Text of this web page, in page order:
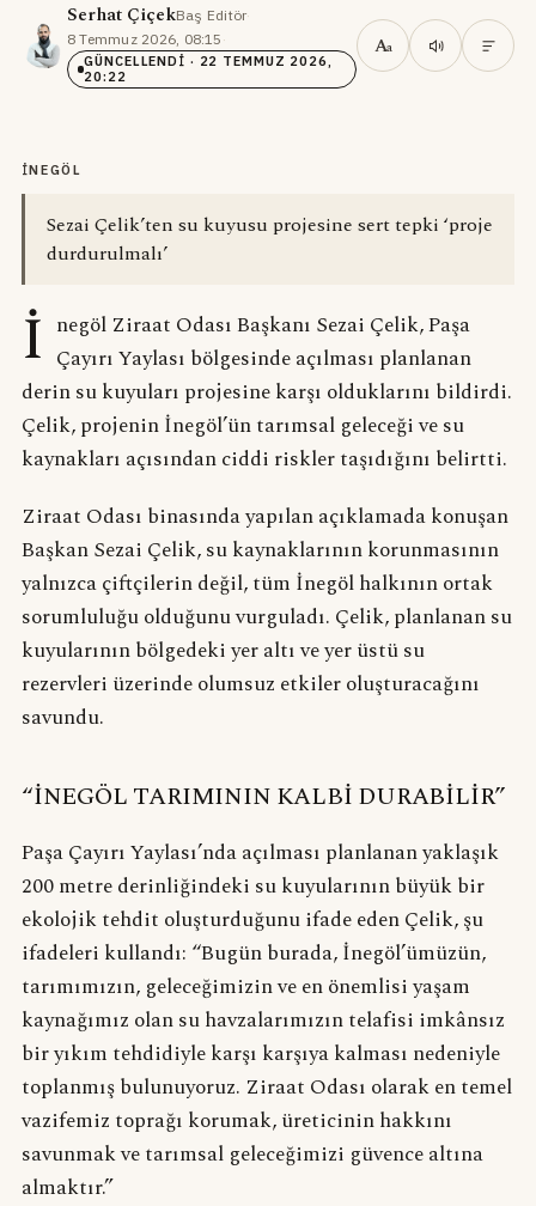
Serhat ÇiçekBaş Editör·
8 Temmuz 2026, 08:15 ·
GÜNCELLENDI · 22 TEMMUZ 2026,
20:22
Aa
İNEGÖL
Sezai Çelik’ten su kuyusu projesine sert tepki ‘proje
durdurulmalı’
İ negöl Ziraat Odası Başkanı Sezai Çelik, Paşa
Çayırı Yaylası bölgesinde açılması planlanan
derin su kuyuları projesine karşı olduklarını bildirdi.
Çelik, projenin İnegöl’ün tarımsal geleceği ve su
kaynakları açısından ciddi riskler taşıdığını belirtti.
Ziraat Odası binasında yapılan açıklamada konuşan
Başkan Sezai Çelik, su kaynaklarının korunmasının
yalnızca çiftçilerin değil, tüm İnegöl halkının ortak
sorumluluğu olduğunu vurguladı. Çelik, planlanan su
kuyularının bölgedeki yer altı ve yer üstü su
rezervleri üzerinde olumsuz etkiler oluşturacağını
savundu.
“İNEGÖL TARIMININ KALBİ DURABİLİR”
Paşa Çayırı Yaylası’nda açılması planlanan yaklaşık
200 metre derinliğindeki su kuyularının büyük bir
ekolojik tehdit oluşturduğunu ifade eden Çelik, şu
ifadeleri kullandı: “Bugün burada, İnegöl’ümüzün,
tarımımızın, geleceğimizin ve en önemlisi yaşam
kaynağımız olan su havzalarımızın telafisi imkânsız
bir yıkım tehdidiyle karşı karşıya kalması nedeniyle
toplanmış bulunuyoruz. Ziraat Odası olarak en temel
vazifemiz toprağı korumak, üreticinin hakkını
savunmak ve tarımsal geleceğimizi güvence altına
almaktır.”